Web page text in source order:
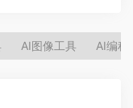
AI图像工具 AI编程